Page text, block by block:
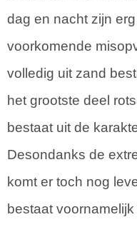
dag en nacht zijn
voorkomende
volledig uit zand
het grootste deel
bestaat uit de
Desondanks de
komt er toch nog
bestaat